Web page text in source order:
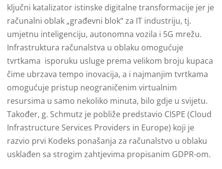
ključni katalizator istinske digitalne transformacije jer je
računalni oblak „građevni blok“ za IT industriju, tj.
umjetnu inteligenciju, autonomna vozila i 5G mrežu.
Infrastruktura računalstva u oblaku omogućuje
tvrtkama isporuku usluge prema velikom broju kupaca
čime ubrzava tempo inovacija, a i najmanjim tvrtkama
omogućuje pristup neograničenim virtualnim
resursima u samo nekoliko minuta, bilo gdje u svijetu.
Također, g. Schmutz je pobliže predstavio CISPE (Cloud
Infrastructure Services Providers in Europe) koji je
razvio prvi Kodeks ponašanja za računalstvo u oblaku
usklađen sa strogim zahtjevima propisanim GDPR-om.